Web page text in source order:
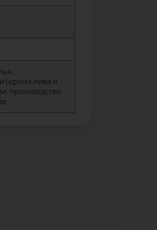
(кроме пива и
производство